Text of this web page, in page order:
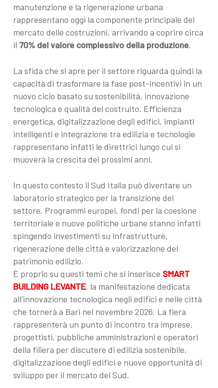
manutenzione e la rigenerazione urbana
rappresentano oggi la componente principale del
mercato delle costruzioni, arrivando a coprire circa
il 70% del valore complessivo della produzione.
La sfida che si apre per il settore riguarda quindi la
capacità di trasformare la fase post-incentivi in un
nuovo ciclo basato su sostenibilità, innovazione
tecnologica e qualità del costruito. Efficienza
energetica, digitalizzazione degli edifici, impianti
intelligenti e integrazione tra edilizia e tecnologie
rappresentano infatti le direttrici lungo cui si
muoverà la crescita dei prossimi anni.
In questo contesto il Sud Italia può diventare un
laboratorio strategico per la transizione del
settore. Programmi europei, fondi per la coesione
territoriale e nuove politiche urbane stanno infatti
spingendo investimenti su infrastrutture,
rigenerazione delle città e valorizzazione del
patrimonio edilizio.
È proprio su questi temi che si inserisce SMART
BUILDING LEVANTE, la manifestazione dedicata
all’innovazione tecnologica negli edifici e nelle città
che tornerà a Bari nel novembre 2026. La fiera
rappresenterà un punto di incontro tra imprese,
progettisti, pubbliche amministrazioni e operatori
della filiera per discutere di edilizia sostenibile,
digitalizzazione degli edifici e nuove opportunità di
sviluppo per il mercato del Sud.